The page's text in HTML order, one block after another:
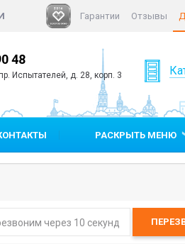
Гарантии Отзывы
48
Испытателей, д. 28, корп. 3
+7
РАСКРЫТЬ МЕНЮ